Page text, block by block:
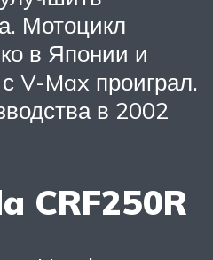
Мотоцикл
в Японии и
V-Max проиграл.
в 2002
CRF250R